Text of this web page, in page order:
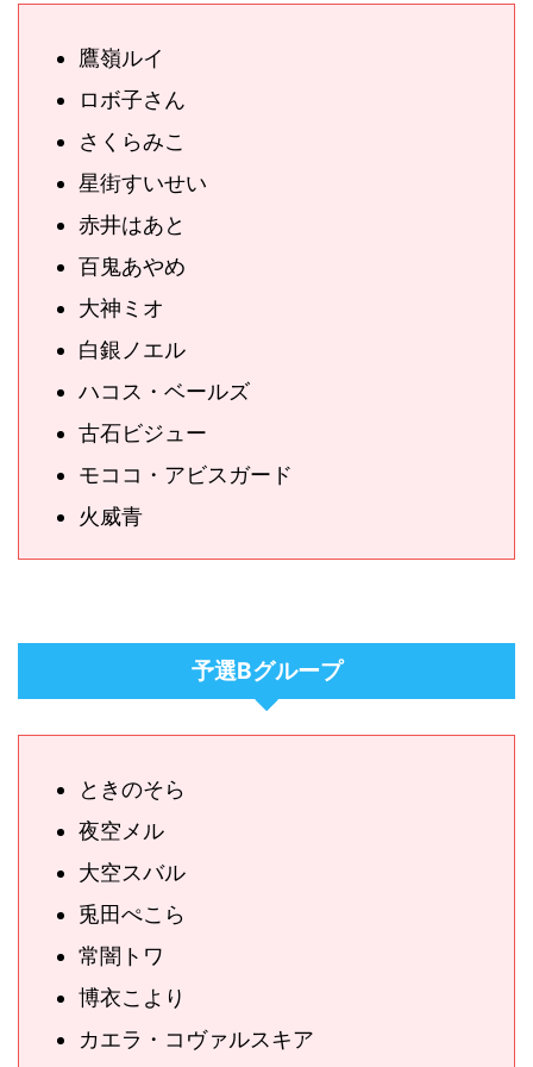
鷹嶺ルイ
ロボ子さん
さくらみこ
星街すいせい
赤井はあと
百鬼あやめ
大神ミオ
白銀ノエル
ハコス・ベールズ
古石ビジュー
モココ・アビスガード
火威青
予選Bグループ
ときのそら
夜空メル
大空スバル
兎田ぺこら
常闇トワ
博衣こより
カエラ・コヴァルスキア